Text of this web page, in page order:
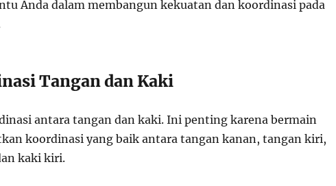
Anda dalam membangun kekuatan dan koordinasi pada
Tangan dan Kaki
antara tangan dan kaki. Ini penting karena bermain
koordinasi yang baik antara tangan kanan, tangan kiri,
kaki kiri.